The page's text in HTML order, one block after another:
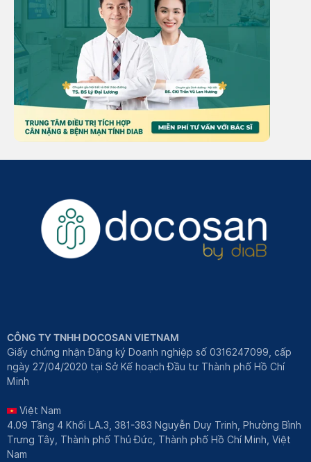
CÔNG TY TNHH DOCOSAN VIETNAM
Giấy chứng nhận Đăng ký Doanh nghiệp số 0316247099, cấp
ngày 27/04/2020 tại Sở Kế hoạch Đầu tư Thành phố Hồ Chí
Minh
Việt Nam
4.09 Tầng 4 Khối LA.3, 381-383 Nguyễn Duy Trinh, Phường Bình
Trưng Tây, Thành phố Thủ Đức, Thành phố Hồ Chí Minh, Việt
Nam